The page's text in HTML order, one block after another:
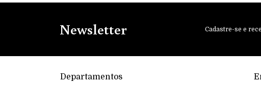
Newsletter Cadastre-se e
Departamentos